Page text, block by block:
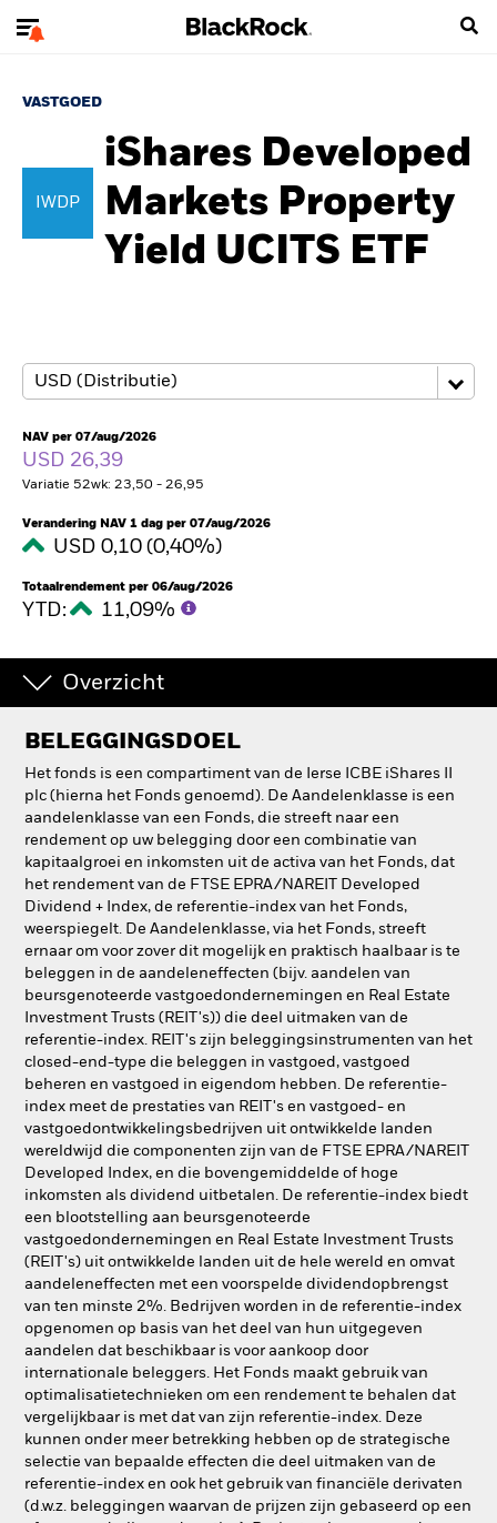
VASTGOED
IWDP
iShares Developed
Markets Property
Yield UCITS ETF
NAV per 07/aug/2026
USD 26,39
Variatie 52wk: 23,50 - 26,95
Verandering NAV 1 dag per 07/aug/2026
USD 0,10 (0,40%)
Totaalrendement per 06/aug/2026
YTD: 11,09%
Overzicht
BELEGGINGSDOEL
Het fonds is een compartiment van de Ierse ICBE iShares II
plc (hierna het Fonds genoemd). De Aandelenklasse is een
aandelenklasse van een Fonds, die streeft naar een
rendement op uw belegging door een combinatie van
kapitaalgroei en inkomsten uit de activa van het Fonds, dat
het rendement van de FTSE EPRA/NAREIT Developed
Dividend + Index, de referentie-index van het Fonds,
weerspiegelt. De Aandelenklasse, via het Fonds, streeft
ernaar om voor zover dit mogelijk en praktisch haalbaar is te
beleggen in de aandeleneffecten (bijv. aandelen van
beursgenoteerde vastgoedondernemingen en Real Estate
Investment Trusts (REIT's)) die deel uitmaken van de
referentie-index. REIT's zijn beleggingsinstrumenten van het
closed-end-type die beleggen in vastgoed, vastgoed
beheren en vastgoed in eigendom hebben. De referentie-
index meet de prestaties van REIT's en vastgoed- en
vastgoedontwikkelingsbedrijven uit ontwikkelde landen
wereldwijd die componenten zijn van de FTSE EPRA/NAREIT
Developed Index, en die bovengemiddelde of hoge
inkomsten als dividend uitbetalen. De referentie-index biedt
een blootstelling aan beursgenoteerde
vastgoedondernemingen en Real Estate Investment Trusts
(REIT's) uit ontwikkelde landen uit de hele wereld en omvat
aandeleneffecten met een voorspelde dividendopbrengst
van ten minste 2%. Bedrijven worden in de referentie-index
opgenomen op basis van het deel van hun uitgegeven
aandelen dat beschikbaar is voor aankoop door
internationale beleggers. Het Fonds maakt gebruik van
optimalisatietechnieken om een rendement te behalen dat
vergelijkbaar is met dat van zijn referentie-index. Deze
kunnen onder meer betrekking hebben op de strategische
selectie van bepaalde effecten die deel uitmaken van de
referentie-index en ook het gebruik van financiële derivaten
(d.w.z. beleggingen waarvan de prijzen zijn gebaseerd op een